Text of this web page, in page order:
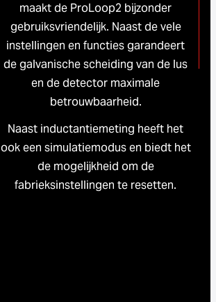
maakt de ProLoop2 bijzonder
gebruiksvriendelijk. Naast de vele
instellingen en functies garandeert
de galvanische scheiding van de lus
en de detector maximale
betrouwbaarheid.
Naast inductantiemeting heeft het
ook een simulatiemodus en biedt het
de mogelijkheid om de
fabrieksinstellingen te resetten.